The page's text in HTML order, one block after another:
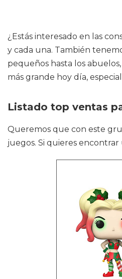
¿Estás interesado en las
y cada una. También
pequeños hasta los
más grande hoy día,
Listado top ventas
Queremos que con este
juegos. Si quieres